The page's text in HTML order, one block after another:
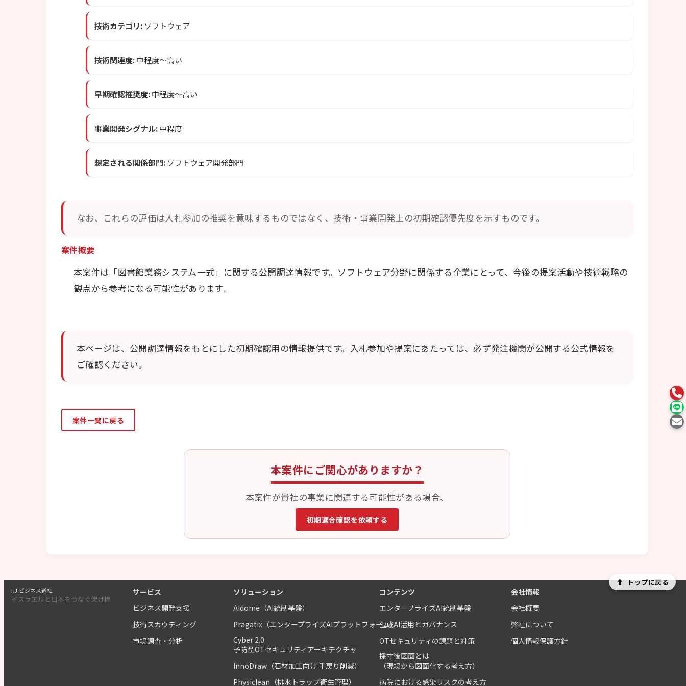
技術カテゴリ: ソフトウェア
技術関連度:中程度〜高い
早期確認推奨度:中程度〜高い
事業開発シグナル:中程度
想定される関係部門: ソフトウェア開発部門
なお、これらの評価は入札参加の推奨を意味するものではなく、技術・事業開発上の初期確認優先度を示すものです。
案件概要
本案件は「図書館業務システム一式」に関する公開調達情報です。ソフトウェア分野に関係する企業にとって、今後の提案活動や技術戦略の
観点から参考になる可能性があります。
本ページは、公開調達情報をもとにした初期確認用の情報提供です。入札参加や提案にあたっては、必ず発注機関が公開する公式情報を
ご確認ください。
案件一覧に戻る
本案件にご関心がありますか？
本案件が貴社の事業に関連する可能性がある場合、
初期適合確認を依頼する
⬆ トップに戻る
I.J.ビジネス道社
イスラエルと日本をつなぐ架け橋
サービス
ビジネス開発支援
技術スカウティング
市場調査・分析
ソリューション
AIdome（AI統制基盤）
Pragatix（エンタープライズAIプラットフォーム）
Cyber 2.0
予防型OTセキュリティアーキテクチャ
InnoDraw（石材加工向け 手戻り削減）
Physiclean（排水トラップ衛生管理）
コンテンツ
エンタープライズAI統制基盤
生成AI活用とガバナンス
OTセキュリティの課題と対策
採寸後図面とは
（現場から図面化する考え方）
病院における感染リスクの考え方
会社情報
会社概要
弊社について
個人情報保護方針